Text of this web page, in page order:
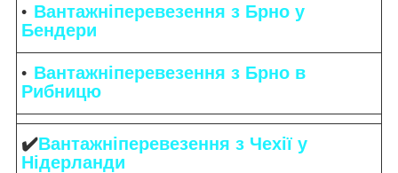
Вантажніперевезення з Брно у
Бендери
Вантажніперевезення з Брно в
Рибницю
✔️Вантажніперевезення з Чехії у
Нідерланди